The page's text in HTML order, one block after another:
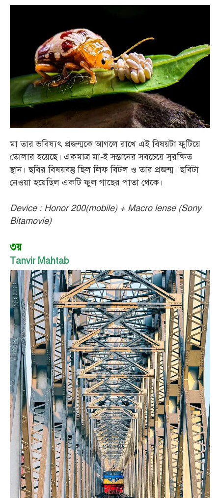
মা তার ভবিষ্যৎ প্রজন্মকে আগলে রাখে এই বিষয়টা ফুটিয়ে
তোলার হয়েছে। একমাত্র মা-ই সন্তানের সবচেয়ে সুরক্ষিত
স্থান। ছবির বিষয়বস্তু ছিল লিফ বিটল ও তার প্রজন্ম। ছবিটা
নেওয়া হয়েছিল একটি ফুল গাছের পাতা থেকে।
Device : Honor 200(mobile) + Macro lense (Sony
Bitamovie)
৩য়
Tanvir Mahtab